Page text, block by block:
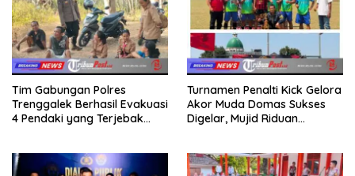
Tim Gabungan Polres
Trenggalek Berhasil Evakuasi
4 Pendaki yang Terjebak
Turnamen Penalti Kick Gelora
Akor Muda Domas Sukses
Digelar, Mujid Riduan